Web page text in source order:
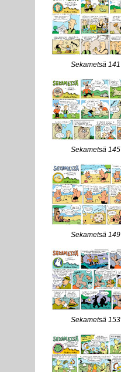
Sekametsä 141
Sekametsä 145
Sekametsä 149
Sekametsä 153